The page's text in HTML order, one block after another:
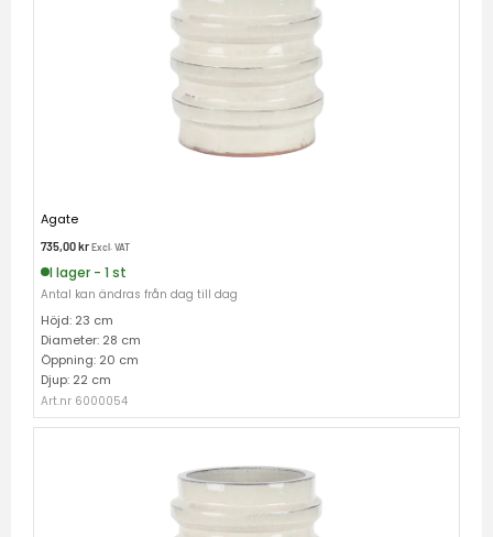
Agate
735,00krExcl. VAT
I lager - 1 st
Antal kan ändras från dag till dag
Höjd: 23 cm
Diameter: 28 cm
Öppning: 20 cm
Djup: 22 cm
Art.nr 6000054